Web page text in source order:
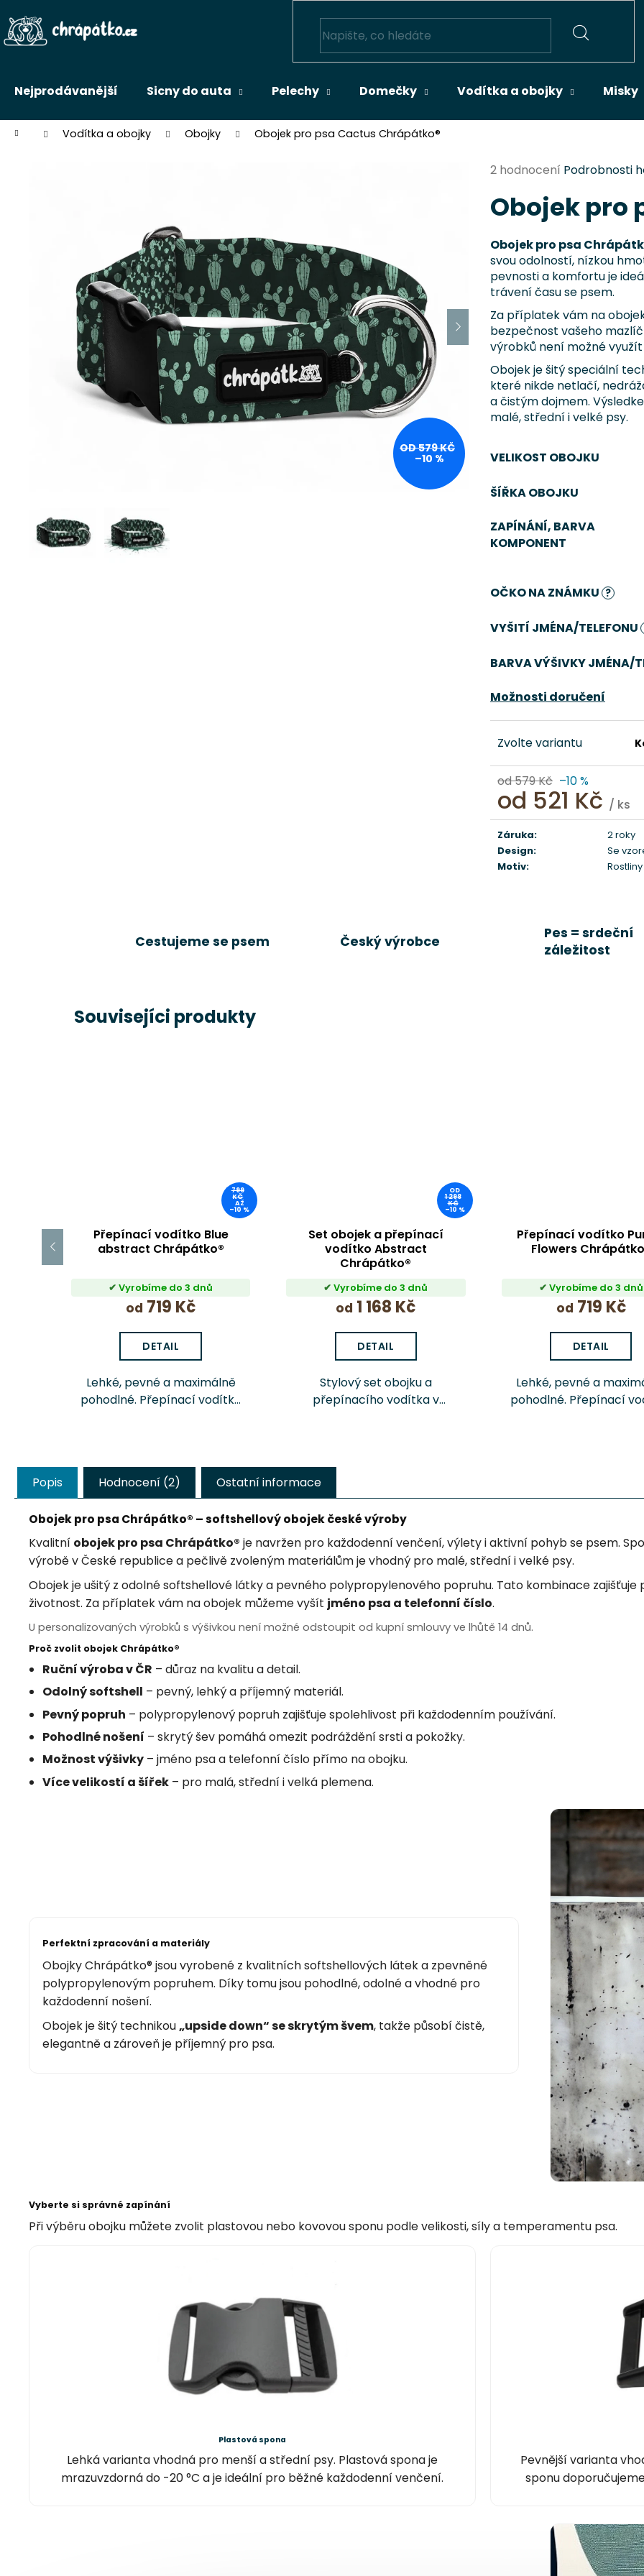
na
obsah
HLEDAT
Nejprodávanější Sicny do auta Pelechy Domečky Vodítka a obojky Misky
Domů Vodítka a obojky Obojky Obojek pro psa Cactus Chrápátko®
Průměrné
produktu
je
z
5
hvězdiček.
2 hodnocení Podrobnosti
Obojek pro
Obojek pro psa
svou odolností, nízkou
pevnosti a komfortu je
trávení času se psem.
Za příplatek vám na
bezpečnost vašeho
výrobků není možné
Obojek je šitý speciální
které nikde netlačí,
a čistým dojmem.
malé, střední i velké psy.
VELIKOST OBOJKU
ŠÍŘKA OBOJKU
ZAPÍNÁNÍ, BARVA
KOMPONENT
OČKO NA ZNÁMKU ?
VYŠITÍ JMÉNA/TELEFONU
BARVA VÝŠIVKY JMÉNA/
Možnosti doručení
Zvolte variantu
od 579 Kč –10 %
od 521 Kč / ks
Měrná
cena:
Záruka:
2 roky
Design:
Se
Motiv: Rostliny
OD 579 KČ
–10 %
Cestujeme se psem Český výrobce
Pes = srdeční
záležitost
Souvisejíci produkty
799
KČ
AŽ
–10 %
Přepínací vodítko Blue
abstract Chrápátko®
Vyrobíme do 3 dnů
od 719 Kč
DETAIL
Lehké, pevné a maximálně
pohodlné. Přepínací vodítko
délky pro běžné venčení,
výcvik i delší...
OD
1 298
KČ
–10 %
Set obojek a přepínací
vodítko Abstract
Chrápátko®
Vyrobíme do 3 dnů
od 1 168 Kč
DETAIL
Stylový set obojku a
přepínacího vodítka v
Přepínací vodítko
Flowers
Vyrobíme do 3 dnů
od 719 Kč
DETAIL
Lehké, pevné a
pohodlné. Přepínací
Popis
Hodnocení (2) Ostatní informace
Obojek pro psa Chrápátko® – softshellový obojek české výroby
Kvalitní obojek pro psa Chrápátko® je navržen pro každodenní venčení, výlety i aktivní pohyb se psem.
výrobě v České republice a pečlivě zvoleným materiálům je vhodný pro malé, střední i velké psy.
Obojek je ušitý z odolné softshellové látky a pevného polypropylenového popruhu. Tato kombinace
životnost. Za příplatek vám na obojek můžeme vyšít jméno psa a telefonní číslo.
U personalizovaných výrobků s výšivkou není možné odstoupit od kupní smlouvy ve lhůtě 14 dnů.
Proč zvolit obojek Chrápátko®
Ruční výroba v ČR – důraz na kvalitu a detail.
Odolný softshell – pevný, lehký a příjemný materiál.
Pevný popruh – polypropylenový popruh zajišťuje spolehlivost při každodenním používání.
Pohodlné nošení – skrytý šev pomáhá omezit podráždění srsti a pokožky.
Možnost výšivky – jméno psa a telefonní číslo přímo na obojku.
Více velikostí a šířek – pro malá, střední i velká plemena.
Perfektní zpracování a materiály
Obojky Chrápátko® jsou vyrobené z kvalitních softshellových látek a zpevněné
polypropylenovým popruhem. Díky tomu jsou pohodlné, odolné a vhodné pro
každodenní nošení.
Obojek je šitý technikou„upside down“ se skrytým švem, takže působí čistě,
elegantně a zároveň je příjemný pro psa.
Vyberte si správné zapínání
Při výběru obojku můžete zvolit plastovou nebo kovovou sponu podle velikosti, síly a temperamentu psa.
Plastová spona
Lehká varianta vhodná pro menší a střední psy. Plastová spona je
mrazuvzdorná do -20 °C a je ideální pro běžné každodenní venčení.
Pevnější varianta
sponu
o
š
Zpět